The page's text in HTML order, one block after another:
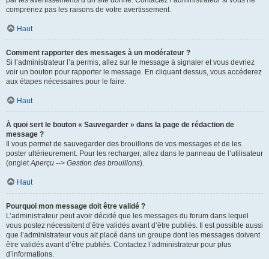
comprenez pas les raisons de votre avertissement.
Haut
Comment rapporter des messages à un modérateur ?
Si l’administrateur l’a permis, allez sur le message à signaler et vous devriez
voir un bouton pour rapporter le message. En cliquant dessus, vous accéderez
aux étapes nécessaires pour le faire.
Haut
À quoi sert le bouton « Sauvegarder » dans la page de rédaction de
message ?
Il vous permet de sauvegarder des brouillons de vos messages et de les
poster ultérieurement. Pour les recharger, allez dans le panneau de l’utilisateur
(ongletAperçu --> Gestion des brouillons).
Haut
Pourquoi mon message doit être validé ?
L’administrateur peut avoir décidé que les messages du forum dans lequel
vous postez nécessitent d’être validés avant d’être publiés. Il est possible aussi
que l’administrateur vous ait placé dans un groupe dont les messages doivent
être validés avant d’être publiés. Contactez l’administrateur pour plus
d’informations.